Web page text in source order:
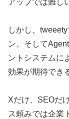
しかし、
ン、そして
ントシステムに
効果が期待でき
Xだけ、SEOだ
ス頼みでは企業